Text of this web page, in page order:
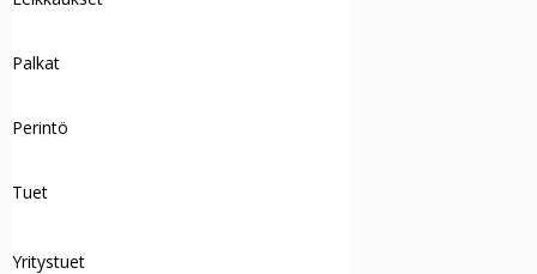
Palkat
Perintö
Tuet
Yritystuet